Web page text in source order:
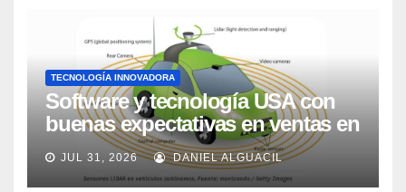
TECNOLOGÍA INNOVADORA
Software y tecnología USA con
buenas expectativas en ventas en
los próximos 2 años, según
Market Watch
JUL 31, 2026 DANIEL ALGUACIL